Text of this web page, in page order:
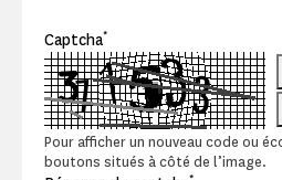
Captcha*
Pour afficher un nouveau code ou
boutons situés à côté de l’image.